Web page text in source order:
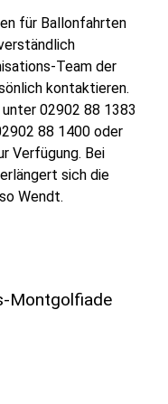
für Ballonfahrten
Team der
kontaktieren.
02902 88 1383
88 1400 oder
Verfügung. Bei
sich die
Wendt.
Montgolfiade